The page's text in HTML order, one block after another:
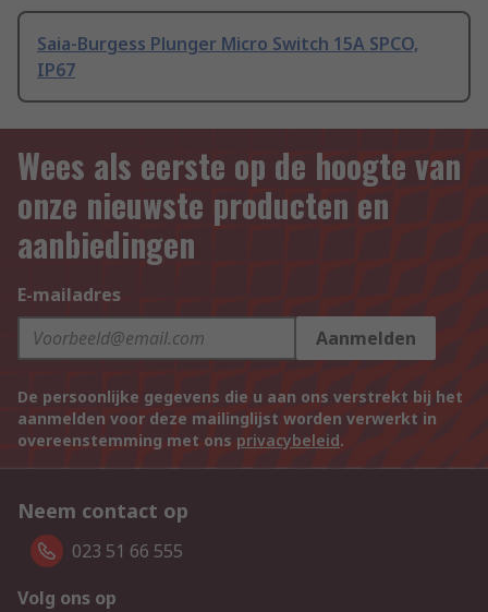
Saia-Burgess Plunger Micro Switch 15A SPCO,
IP67
Wees als eerste op de hoogte van
onze nieuwste producten en
aanbiedingen
E-mailadres
Aanmelden
De persoonlijke gegevens die u aan ons verstrekt bij het
aanmelden voor deze mailinglijst worden verwerkt in
overeenstemming met ons privacybeleid.
Neem contact op
023 51 66 555
Volg ons op